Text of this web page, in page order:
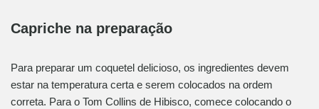
Capriche na preparação
Para preparar um coquetel delicioso, os ingredientes devem
estar na temperatura certa e serem colocados na ordem
correta. Para o Tom Collins de Hibisco, comece colocando o